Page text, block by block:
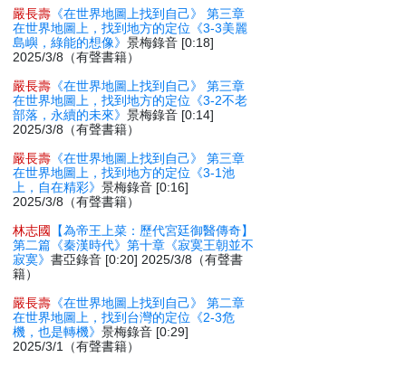
嚴長壽 《在世界地圖上找到自己》 第三章
在世界地圖上，找到地方的定位《3-3美麗
島嶼，綠能的想像》景梅錄音 [0:18]
2025/3/8（有聲書籍）
嚴長壽 《在世界地圖上找到自己》 第三章
在世界地圖上，找到地方的定位《3-2不老
部落，永續的未來》景梅錄音 [0:14]
2025/3/8（有聲書籍）
嚴長壽 《在世界地圖上找到自己》 第三章
在世界地圖上，找到地方的定位《3-1池
上，自在精彩》景梅錄音 [0:16]
2025/3/8（有聲書籍）
林志國
【為帝王上菜：歷代宮廷御醫傳奇】
第二篇《秦漢時代》第十章《寂寞王朝並不
寂寞》書亞錄音 [0:20] 2025/3/8（有聲書
籍）
嚴長壽 《在世界地圖上找到自己》 第二章
在世界地圖上，找到台灣的定位《2-3危
機，也是轉機》景梅錄音 [0:29]
2025/3/1（有聲書籍）